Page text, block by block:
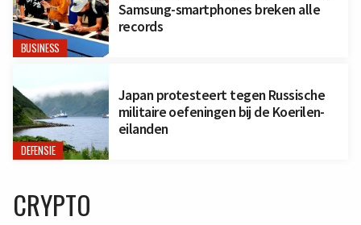
BUSINESS
Samsung-smartphones breken alle
records
DEFENSIE
Japan protesteert tegen Russische
militaire oefeningen bij de Koerilen-
eilanden
CRYPTO